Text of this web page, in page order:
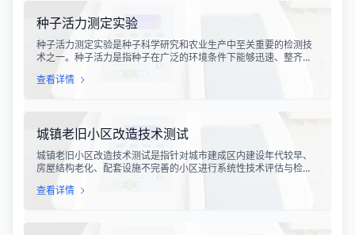
种子活力测定实验
种子活力测定实验是种子科学研究和农业生产中至关重要的检测技
术之一。种子活力是指种子在广泛的环境条件下能够迅速、整齐地
传统的发芽率更能全面反映种子的田间表现。种子活力不仅影响种
查看详情
城镇老旧小区改造技术测试
城镇老旧小区改造技术测试是指针对城市建成区内建设年代较早、
房屋结构老化、配套设施不完善的小区进行系统性技术评估与检测
为改善民生、提升城市品质的重要工程。技术测试工作贯穿于改造
查看详情